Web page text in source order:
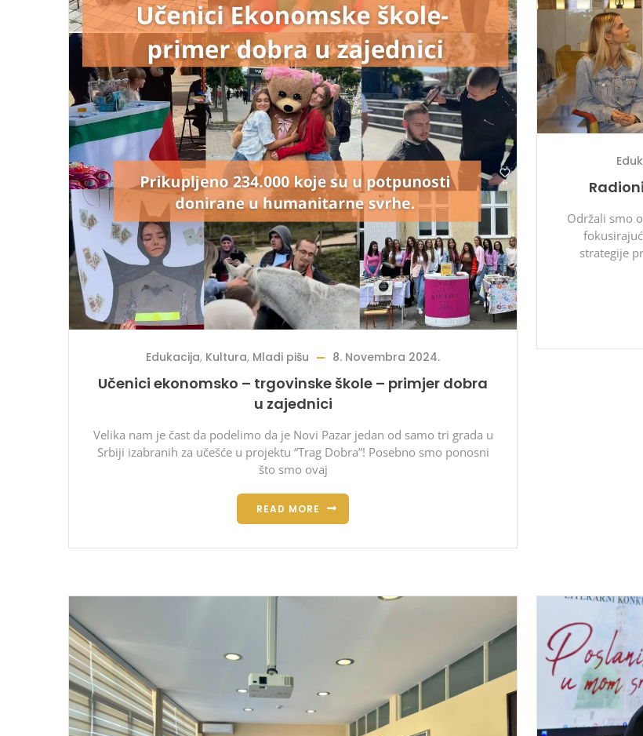
Edukacija, Kultura, Mladi pišu 8. Novembra 2024.
Učenici ekonomsko – trgovinske škole – primjer dobra
u zajednici
Velika nam je čast da podelimo da je Novi Pazar jedan od samo tri grada u
Srbiji izabranih za učešće u projektu “Trag Dobra”! Posebno smo ponosni
što smo ovaj
READ MORE
Održali smo
strategije